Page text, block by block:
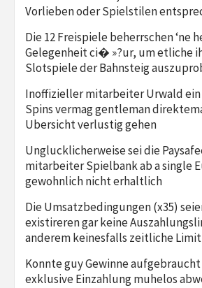
Vorlieben oder Spielstilen
Die 12 Freispiele beherrschen ‘ne
Gelegenheit ci� »?ur, um etliche
Slotspiele der Bahnsteig
Inoffizieller mitarbeiter Urwald
Spins vermag gentleman
Ubersicht verlustig gehen
Unglucklicherweise sei die
mitarbeiter Spielbank ab a single
gewohnlich nicht erhaltlich
Die Umsatzbedingungen (x35)
existireren gar keine
anderem keinesfalls zeitliche Limit
Konnte guy Gewinne
exklusive Einzahlung muhelos